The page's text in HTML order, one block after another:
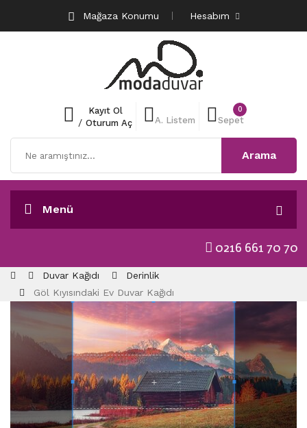
Mağaza Konumu Hesabım
Kayıt Ol
/ Oturum Aç A. Listem
0
Sepet
Arama
Menü
0216 661 70 70
Duvar Kağıdı
Derinlik
Göl Kıyısındaki Ev Duvar Kağıdı